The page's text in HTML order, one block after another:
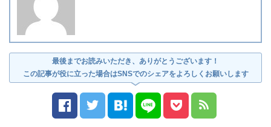
最後までお読みいただき、ありがとうございます！
この記事が役に立った場合はSNSでのシェアをよろしくお願いします